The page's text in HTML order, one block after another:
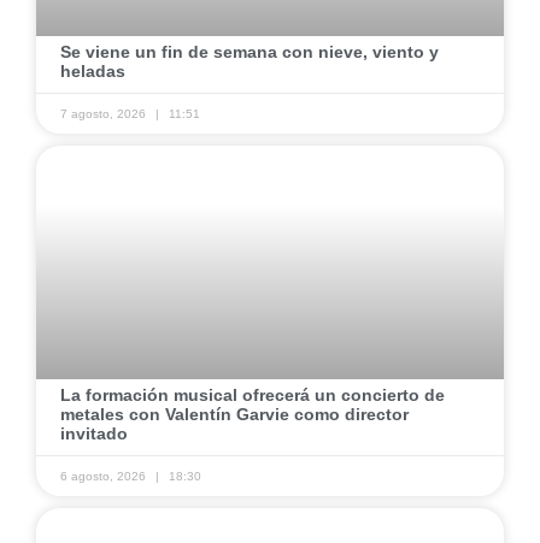
​Se viene un fin de semana con nieve, viento y
heladas ​
7 agosto, 2026 11:51
​La formación musical ofrecerá un concierto de
metales con Valentín Garvie como director
invitado ​
6 agosto, 2026 18:30